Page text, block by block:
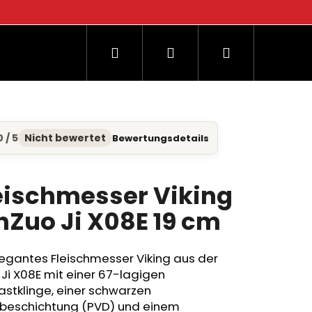
SuchenLogin Warenkorb
/ 5 Nicht bewertet Bewertungsdetails
Viking
Ji X08E 19 cm
Fleischmesser Viking aus der
Ji X08E mit einer 67-lagigen
einer schwarzen
(PVD) und einem